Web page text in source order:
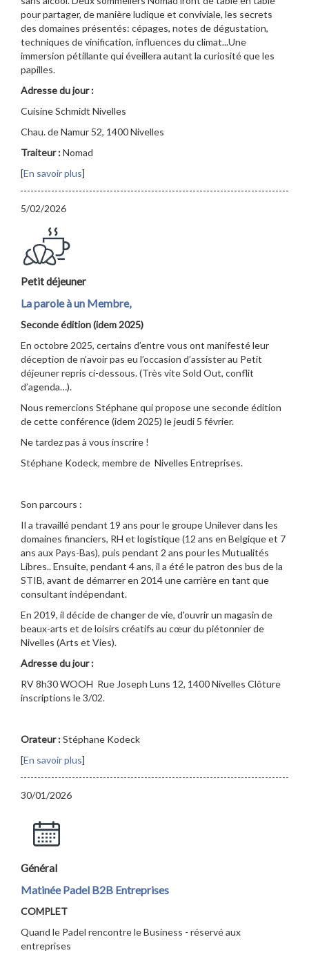
pour partager, de manière ludique et conviviale, les secrets
des domaines présentés: cépages, notes de dégustation,
techniques de vinification, influences du climat...Une
immersion pétillante qui éveillera autant la curiosité que les
papilles.
Adresse du jour :
Cuisine Schmidt Nivelles
Chau. de Namur 52, 1400 Nivelles
Traiteur :Nomad
[En savoir plus]
5/02/2026
Petit déjeuner
La parole à un Membre,
Seconde édition (idem 2025)
En octobre 2025, certains d’entre vous ont manifesté leur
déception de n’avoir pas eu l’occasion d’assister au Petit
déjeuner repris ci-dessous. (Très vite Sold Out, conflit
d’agenda…).
Nous remercions Stéphane qui propose une seconde édition
de cette conférence (idem 2025) le jeudi 5 février.
Ne tardez pas à vous inscrire !
Stéphane Kodeck, membre de Nivelles Entreprises.
Son parcours :
Il a travaillé pendant 19 ans pour le groupe Unilever dans les
domaines financiers, RH et logistique (12 ans en Belgique et 7
ans aux Pays-Bas), puis pendant 2 ans pour les Mutualités
Libres.. Ensuite, pendant 4 ans, il a été le patron des bus de la
STIB, avant de démarrer en 2014 une carrière en tant que
consultant indépendant.
En 2019, il décide de changer de vie, d'ouvrir un magasin de
beaux-arts et de loisirs créatifs au cœur du piétonnier de
Nivelles (Arts et Vies).
Adresse du jour :
RV 8h30 WOOH Rue Joseph Luns 12, 1400 Nivelles Clôture
inscriptions le 3/02.
Orateur :Stéphane Kodeck
[En savoir plus]
30/01/2026
Général
Matinée Padel B2B Entreprises
COMPLET
Quand le Padel rencontre le Business - réservé aux
entreprises